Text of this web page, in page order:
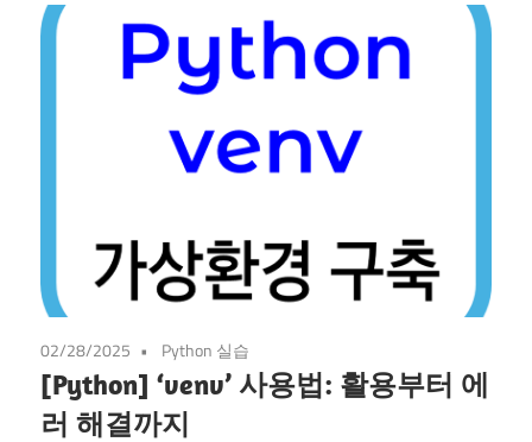
02/28/2025 Python 실습
[Python] ‘venv’ 사용법: 활용부터 에
러 해결까지